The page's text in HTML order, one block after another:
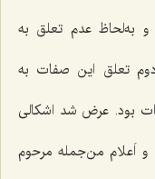
به‌لحاظ عدم تعلق به
تعلق این صفات به
بود. عرض شد اشکالى
اَعلام من‌جمله مرحوم